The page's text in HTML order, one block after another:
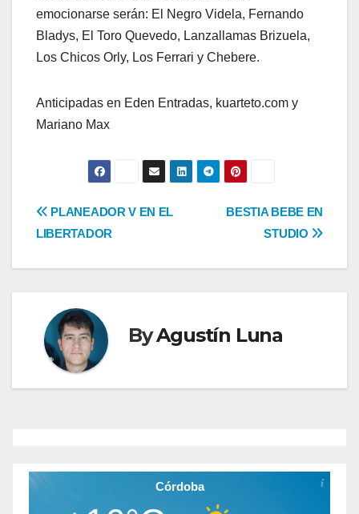
emocionarse serán: El Negro Videla, Fernando
Bladys, El Toro Quevedo, Lanzallamas Brizuela,
Los Chicos Orly, Los Ferrari y Chebere.
Anticipadas en Eden Entradas, kuarteto.com y
Mariano Max
Navegación
BESTIA BEBE EN
STUDIO
PLANEADOR V EN EL
LIBERTADOR
ByAgustín Luna
Córdoba